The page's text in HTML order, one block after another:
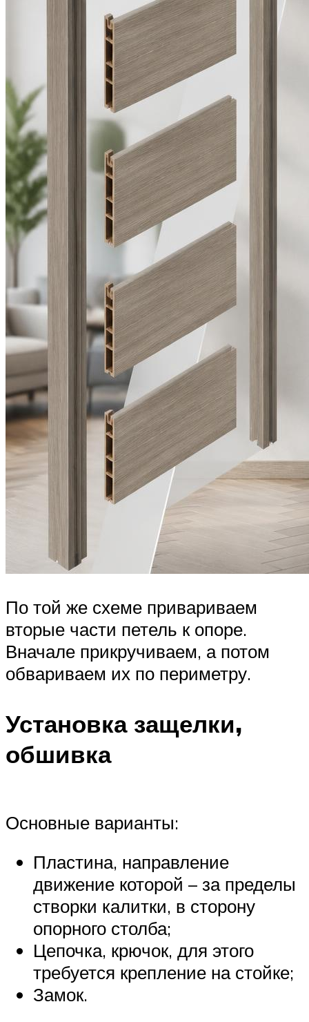
По той же схеме привариваем
вторые части петель к опоре.
Вначале прикручиваем, а потом
обвариваем их по периметру.
Установка защелки,
обшивка
Основные варианты:
Пластина, направление
движение которой – за пределы
створки калитки, в сторону
опорного столба;
Цепочка, крючок, для этого
требуется крепление на стойке;
Замок.